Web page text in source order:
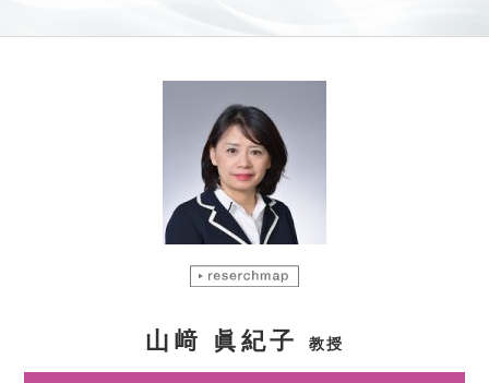
山﨑 眞紀子 教授